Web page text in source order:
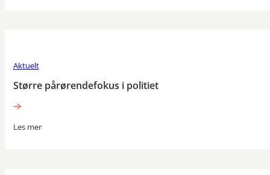
Aktuelt
Større pårørendefokus i politiet
Les mer